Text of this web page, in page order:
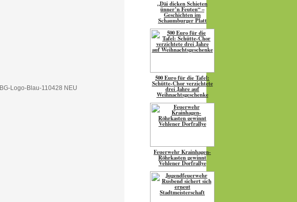
„Däi dicken Schieten
ünner’n Feuten“ –
Geschichten im
Schaumburger Platt
500 Euro für die Tafel:
Schütte-Chor verzichtete
drei Jahre auf
Weihnachtsgeschenke
Feuerwehr Krainhagen-
Röhrkasten gewinnt
Vehlener Dorfrallye